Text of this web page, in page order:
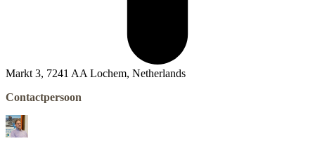
Markt 3, 7241 AA Lochem, Netherlands
Contactpersoon